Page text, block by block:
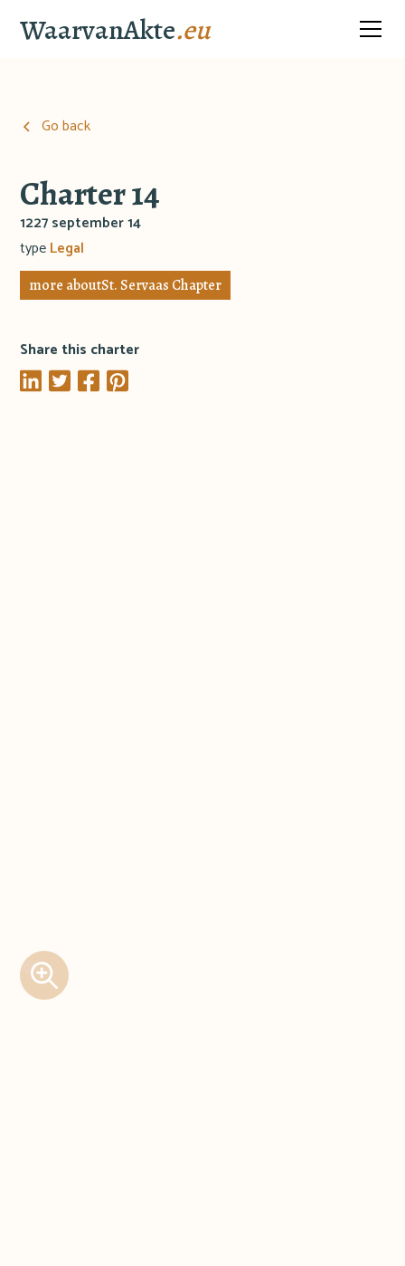
WaarvanAkte.eu
Go back
Charter 14
1227 september 14
typeLegal
more aboutSt. Servaas Chapter
Share this charter